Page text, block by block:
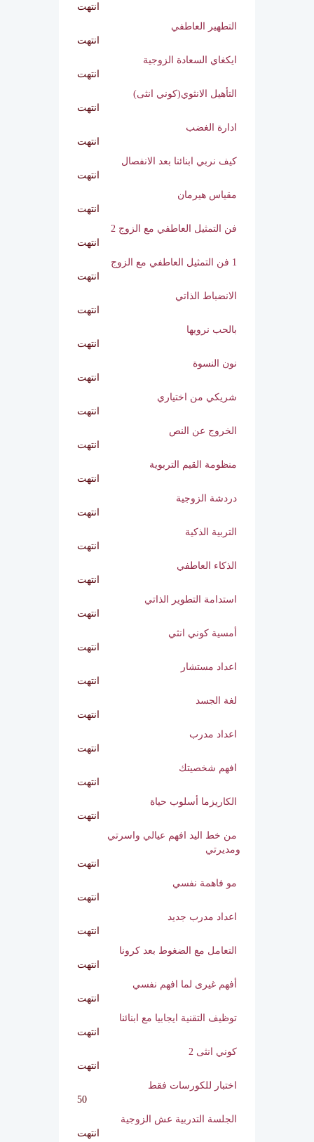
انتهت
مقياس هيرمان 2
انتهت
التطهير العاطفي
انتهت
ايكغاي السعادة الزوجية
انتهت
التأهيل الانثوي(كوني انثى)
انتهت
ادارة الغضب
انتهت
كيف نربي ابنائنا بعد الانفصال
انتهت
مقياس هيرمان
انتهت
فن التمثيل العاطفي مع الزوج 2
انتهت
1 فن التمثيل العاطفي مع الزوج
انتهت
الانضباط الذاتي
انتهت
بالحب نرويها
انتهت
نون النسوة
انتهت
شريكي من اختياري
انتهت
الخروج عن النص
انتهت
منظومة القيم التربوية
انتهت
انتهت
التربية الذكية
انتهت
الذكاء العاطفي
انتهت
استدامة التطوير الذاتي
انتهت
انتهت
من خط اليد افهم عيالي
انتهت
اعداد مدرب جديد
انتهت
التعامل مع الضغوط بعد
كرونا
انتهت